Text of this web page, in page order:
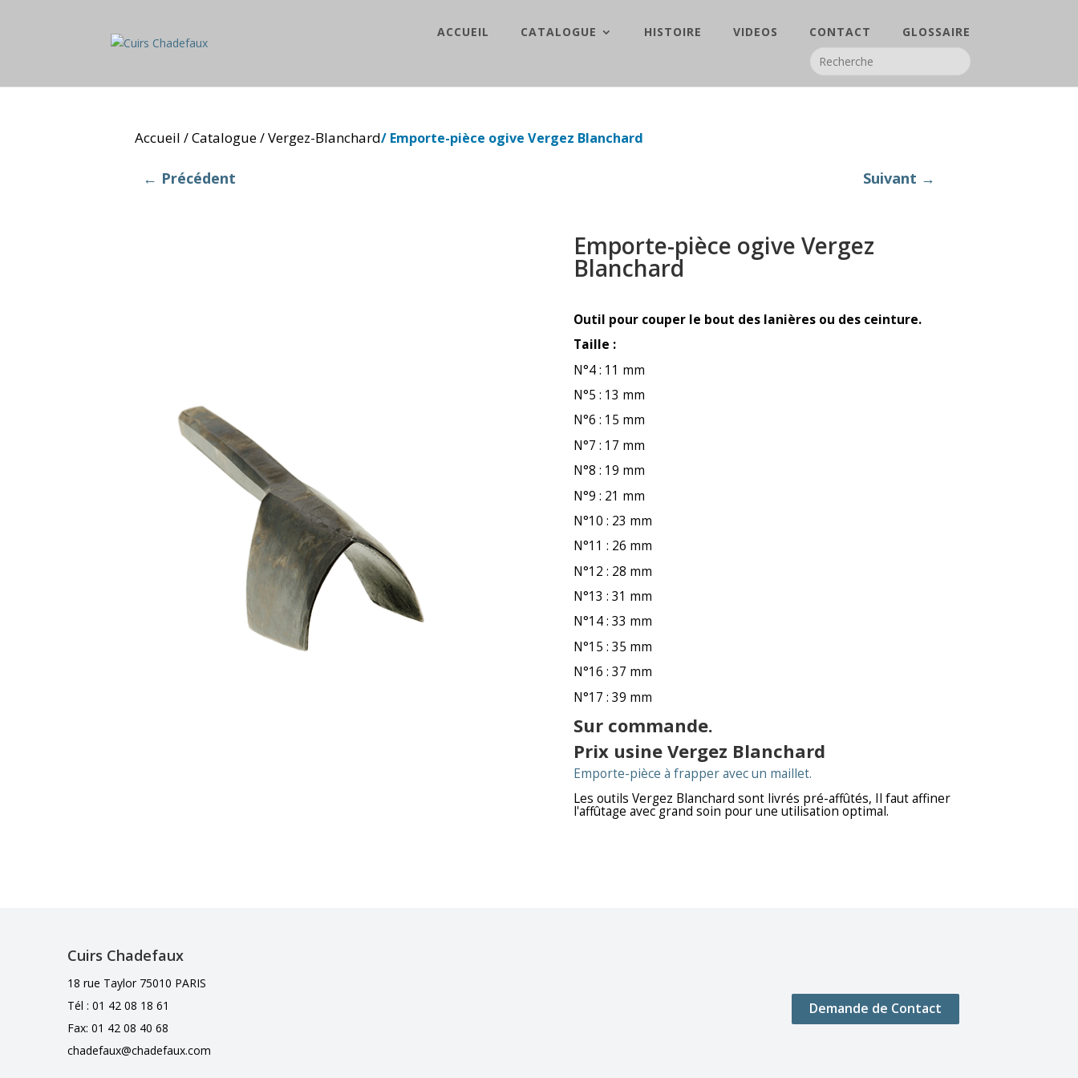
ACCUEIL CATALOGUE HISTOIRE VIDEOS CONTACT GLOSSAIRE
Accueil /Catalogue/Vergez-Blanchard/ Emporte-pièce ogive Vergez Blanchard
← Précédent Suivant →
Emporte-pièce ogive Vergez
Blanchard
Outil pour couper le bout des lanières ou des ceinture.
Taille :
N°4 : 11 mm
N°5 : 13 mm
N°6 : 15 mm
N°7 : 17 mm
N°8 : 19 mm
N°9 : 21 mm
N°10 : 23 mm
N°11 : 26 mm
N°12 : 28 mm
N°13 : 31 mm
N°14 : 33 mm
N°15 : 35 mm
N°16 : 37 mm
N°17 : 39 mm
Sur commande.
Prix usine Vergez Blanchard
Emporte-pièce à frapper avec un maillet.
Les outils Vergez Blanchard sont livrés pré-affûtés, Il faut affiner
l'affûtage avec grand soin pour une utilisation optimal.
Cuirs Chadefaux
18 rue Taylor 75010 PARIS
Tél : 01 42 08 18 61
Fax: 01 42 08 40 68
chadefaux@chadefaux.com
Demande de Contact